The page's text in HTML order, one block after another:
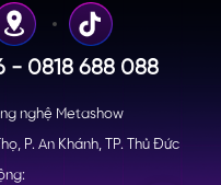
- 0818 688 088
nghệ Metashow
P. An Khánh, TP. Thủ Đức